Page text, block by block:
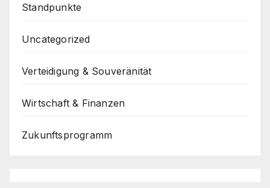
Standpunkte
Uncategorized
Verteidigung & Souveränität
Wirtschaft & Finanzen
Zukunftsprogramm